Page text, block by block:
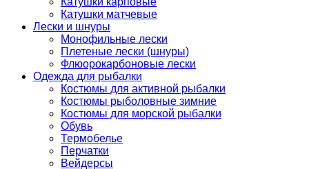
Катушки матчевые
Лески и шнуры
Монофильные лески
Плетеные лески (шнуры)
Флюорокарбоновые лески
Одежда для рыбалки
Костюмы для активной рыбалки
Костюмы рыболовные зимние
Костюмы для морской рыбалки
Обувь
Термобелье
Перчатки
Вейдерсы